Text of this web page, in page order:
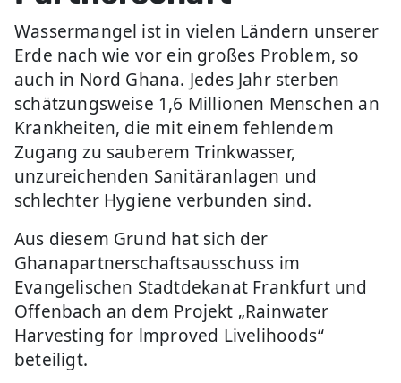
Wassermangel ist in vielen Ländern unserer
Erde nach wie vor ein großes Problem, so
auch in Nord Ghana. Jedes Jahr sterben
schätzungsweise 1,6 Millionen Menschen an
Krankheiten, die mit einem fehlendem
Zugang zu sauberem Trinkwasser,
unzureichenden Sanitäranlagen und
schlechter Hygiene verbunden sind.
Aus diesem Grund hat sich der
Ghanapartnerschaftsausschuss im
Evangelischen Stadtdekanat Frankfurt und
Offenbach an dem Projekt „Rainwater
Harvesting for lmproved Livelihoods“
beteiligt.